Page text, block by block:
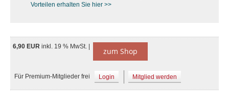
Vorteilen erhalten Sie hier >>
6,90 EUR inkl. 19 % MwSt. | zum Shop
Für Premium-Mitglieder frei Login Mitglied werden